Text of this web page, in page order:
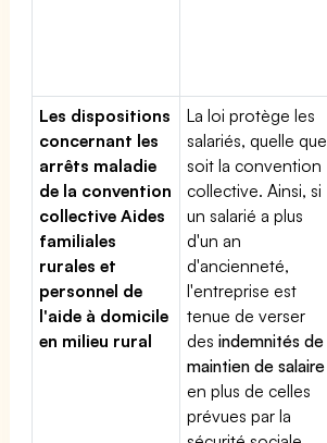
Les dispositions
concernant les
arrêts maladie
de la convention
collective Aides
familiales
rurales et
personnel de
l'aide à domicile
en milieu rural
La loi protège les
salariés, quelle que
soit la convention
collective. Ainsi, si
un salarié a plus
d'un an
d'ancienneté,
l'entreprise est
tenue de verser
desindemnités de
maintien de salaire
en plus de celles
prévues par la